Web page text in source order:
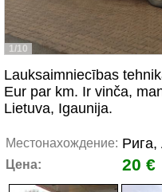
1/10
Lauksaimniecības
Eur par km. Ir vinča,
Lietuva, Igaunija.
Местонахождение: Рига,
Цена: 20 €